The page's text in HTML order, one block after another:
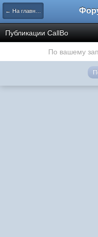
← На главную
Публикации CallBo
По вашему